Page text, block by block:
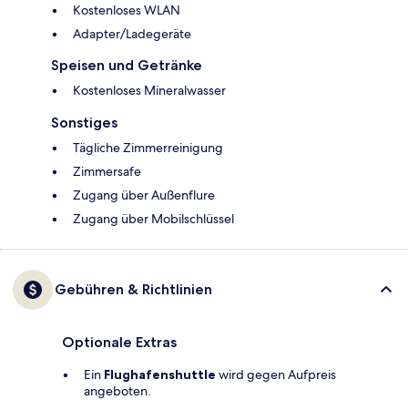
Kostenloses WLAN
Adapter/Ladegeräte
Speisen und Getränke
Kostenloses Mineralwasser
Sonstiges
Tägliche Zimmerreinigung
Zimmersafe
Zugang über Außenflure
Zugang über Mobilschlüssel
Gebühren & Richtlinien
Optionale Extras
Ein Flughafenshuttle wird gegen Aufpreis
angeboten.